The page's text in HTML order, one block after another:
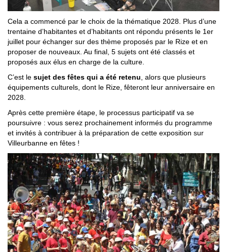
Cela a commencé par le choix de la thématique 2028. Plus d’une
trentaine d’habitantes et d’habitants ont répondu présents le 1er
juillet pour échanger sur des thème proposés par le Rize et en
proposer de nouveaux. Au final, 5 sujets ont été classés et
proposés aux élus en charge de la culture.
C’est le sujet des fêtes qui a été retenu , alors que plusieurs
équipements culturels, dont le Rize, fêteront leur anniversaire en
2028.
Après cette première étape, le processus participatif va se
poursuivre : vous serez prochainement informés du programme
et invités à contribuer à la préparation de cette exposition sur
Villeurbanne en fêtes !